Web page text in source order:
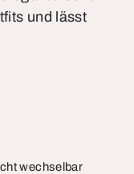
und lässt
wechselbar